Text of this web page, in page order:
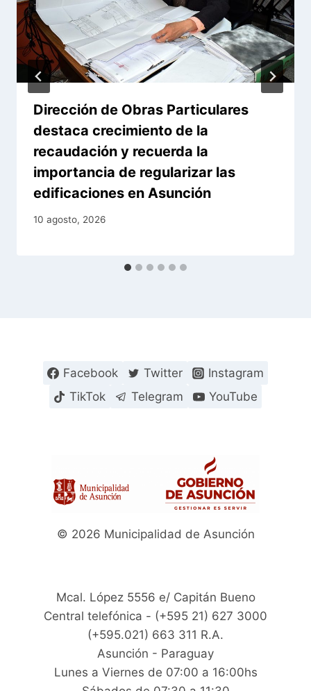
Dirección de Obras Particulares
destaca crecimiento de la
recaudación y recuerda la
importancia de regularizar las
edificaciones en Asunción
10 agosto, 2026
Facebook Twitter
Instagram
TikTok
Telegram YouTube
© 2026 Municipalidad de Asunción
Mcal. López 5556 e/ Capitán Bueno
Central telefónica - (+595 21) 627 3000
(+595.021) 663 311 R.A.
Asunción - Paraguay
Lunes a Viernes de 07:00 a 16:00hs